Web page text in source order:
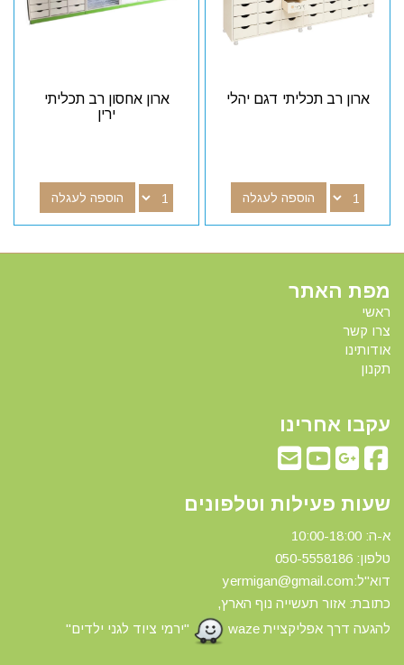
ארון רב תכליתי דגם יהלי
הוספה לעגלה
ארון אחסון רב תכליתי
ירין
הוספה לעגלה
מפת האתר
ראשי
צרו קשר
אודותינו
תקנון
עקבו אחרינו
שעות פעילות וטלפונים
א-ה: 10:00-18:00
טלפון: 0 50-5558186
דוא"ל:yermigan@gmail.com
כתובת: אזור תעשייה נוף הארץ,
להגעה דרך אפליקציית waze
"ירמי ציוד לגני ילדים"